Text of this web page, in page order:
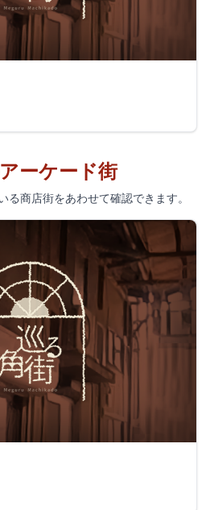
ーケード街
る商店街をあわせて確認できます。